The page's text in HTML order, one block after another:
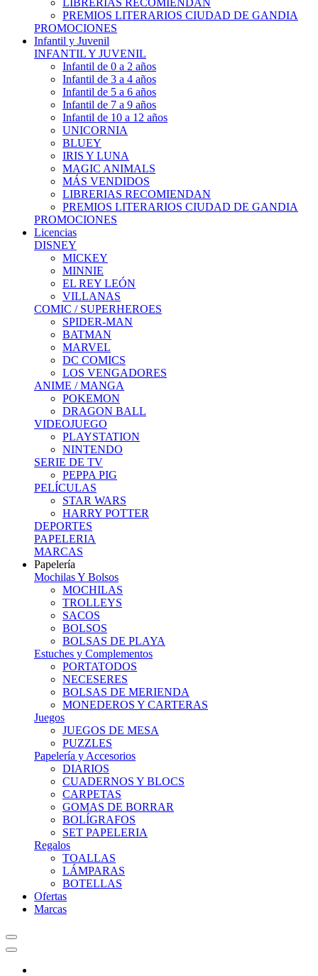
LIBRERIAS RECOMIENDAN
PREMIOS LITERARIOS CIUDAD DE GANDIA
PROMOCIONES
Infantil y Juvenil
INFANTIL Y JUVENIL
Infantil de 0 a 2 años
Infantil de 3 a 4 años
Infantil de 5 a 6 años
Infantil de 7 a 9 años
Infantil de 10 a 12 años
UNICORNIA
BLUEY
IRIS Y LUNA
MAGIC ANIMALS
MÁS VENDIDOS
LIBRERIAS RECOMIENDAN
PREMIOS LITERARIOS CIUDAD DE GANDIA
PROMOCIONES
Licencias
DISNEY
MICKEY
MINNIE
EL REY LEÓN
VILLANAS
COMIC / SUPERHEROES
SPIDER-MAN
BATMAN
MARVEL
DC COMICS
LOS VENGADORES
ANIME / MANGA
POKEMON
DRAGON BALL
VIDEOJUEGO
PLAYSTATION
NINTENDO
SERIE DE TV
PEPPA PIG
PELÍCULAS
STAR WARS
HARRY POTTER
DEPORTES
PAPELERIA
MARCAS
Papelería
Mochilas Y Bolsos
MOCHILAS
TROLLEYS
SACOS
BOLSOS
BOLSAS DE PLAYA
Estuches y Complementos
PORTATODOS
NECESERES
BOLSAS DE MERIENDA
MONEDEROS Y CARTERAS
Juegos
JUEGOS DE MESA
PUZZLES
Papelería y Accesorios
DIARIOS
CUADERNOS Y BLOCS
CARPETAS
GOMAS DE BORRAR
BOLÍGRAFOS
SET PAPELERIA
Regalos
TOALLAS
LÁMPARAS
BOTELLAS
Ofertas
Marcas